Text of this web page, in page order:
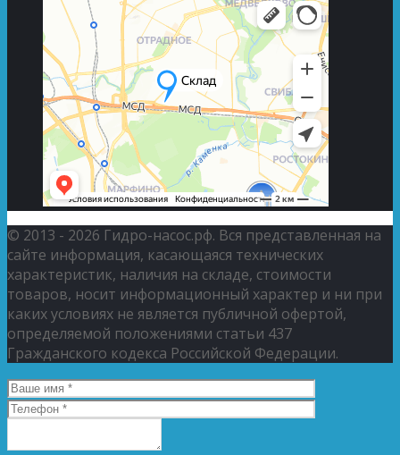
© 2013 - 2026 Гидро-насос.рф. Вся представленная на
сайте информация, касающаяся технических
характеристик, наличия на складе, стоимости
товаров, носит информационный характер и ни при
каких условиях не является публичной офертой,
определяемой положениями статьи 437
Гражданского кодекса Российской Федерации.